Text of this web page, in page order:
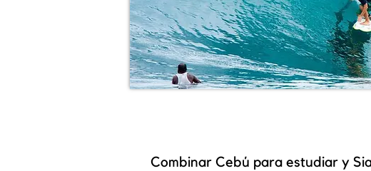
Combinar Cebú para estudiar y